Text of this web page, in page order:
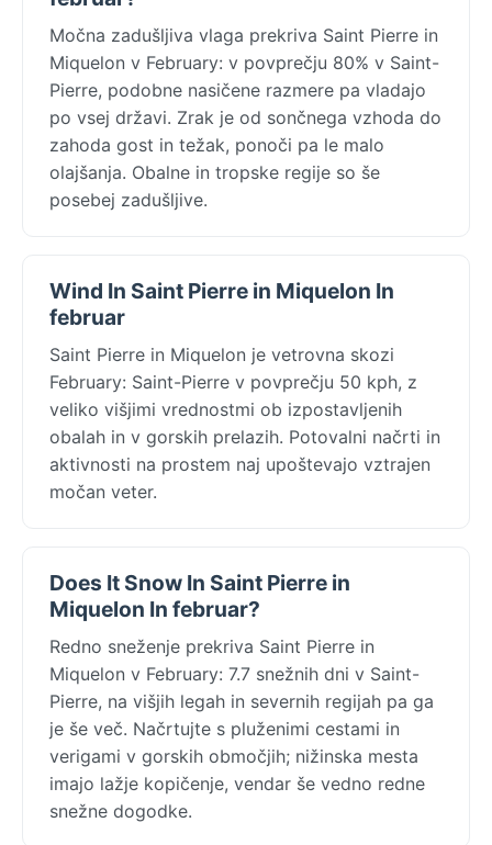
Močna zadušljiva vlaga prekriva Saint Pierre in
Miquelon v February: v povprečju 80% v Saint-
Pierre, podobne nasičene razmere pa vladajo
po vsej državi. Zrak je od sončnega vzhoda do
zahoda gost in težak, ponoči pa le malo
olajšanja. Obalne in tropske regije so še
posebej zadušljive.
Wind In Saint Pierre in Miquelon In
februar
Saint Pierre in Miquelon je vetrovna skozi
February: Saint-Pierre v povprečju 50 kph, z
veliko višjimi vrednostmi ob izpostavljenih
obalah in v gorskih prelazih. Potovalni načrti in
aktivnosti na prostem naj upoštevajo vztrajen
močan veter.
Does It Snow In Saint Pierre in
Miquelon In februar?
Redno sneženje prekriva Saint Pierre in
Miquelon v February: 7.7 snežnih dni v Saint-
Pierre, na višjih legah in severnih regijah pa ga
je še več. Načrtujte s pluženimi cestami in
verigami v gorskih območjih; nižinska mesta
imajo lažje kopičenje, vendar še vedno redne
snežne dogodke.